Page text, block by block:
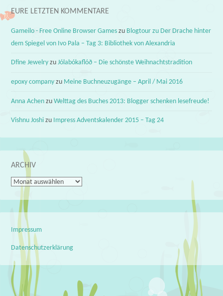
EURE LETZTEN KOMMENTARE
Gameilo - Free Online Browser Games zu Blogtour zu Der Drache hinter
dem Spiegel von Ivo Pala – Tag 3: Bibliothek von Alexandria
Dfine Jewelry zuJólabókaflóð – Die schönste Weihnachtstradition
epoxy company zu Meine Buchneuzugänge – April / Mai 2016
Anna Achen zuWelttag des Buches 2013: Blogger schenken lesefreude!
Vishnu Joshi zu Impress Adventskalender 2015 – Tag 24
ARCHIV
Archiv
Impressum
Datenschutzerklärung